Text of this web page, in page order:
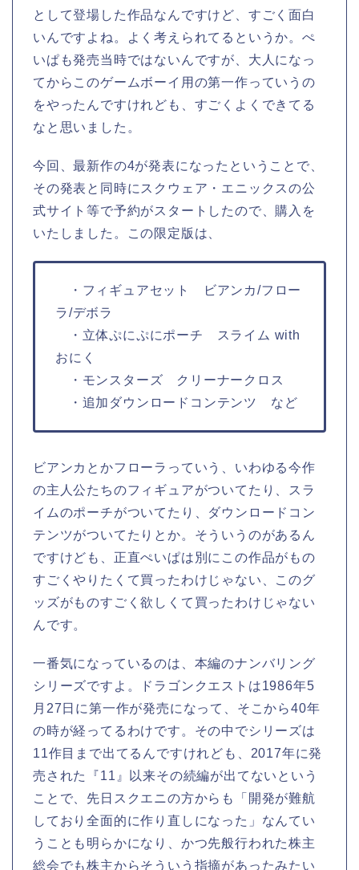
として登場した作品なんですけど、すごく面白
いんですよね。よく考えられてるというか。ぺ
いぱも発売当時ではないんですが、大人になっ
てからこのゲームボーイ用の第一作っていうの
をやったんですけれども、すごくよくできてる
なと思いました。
今回、最新作の4が発表になったということで、
その発表と同時にスクウェア・エニックスの公
式サイト等で予約がスタートしたので、購入を
いたしました。この限定版は、
・フィギュアセット ビアンカ/フロー
ラ/デボラ
・立体ぷにぷにポーチ スライム with
おにく
・モンスターズ クリーナークロス
・追加ダウンロードコンテンツ など
ビアンカとかフローラっていう、いわゆる今作
の主人公たちのフィギュアがついてたり、スラ
イムのポーチがついてたり、ダウンロードコン
テンツがついてたりとか。そういうのがあるん
ですけども、正直ぺいぱは別にこの作品がもの
すごくやりたくて買ったわけじゃない、このグ
ッズがものすごく欲しくて買ったわけじゃない
んです。
一番気になっているのは、本編のナンバリング
シリーズですよ。ドラゴンクエストは1986年5
月27日に第一作が発売になって、そこから40年
の時が経ってるわけです。その中でシリーズは
11作目まで出てるんですけれども、2017年に発
売された『11』以来その続編が出てないという
ことで、先日スクエニの方からも「開発が難航
しており全面的に作り直しになった」なんてい
うことも明らかになり、かつ先般行われた株主
総会でも株主からそういう指摘があったみたい